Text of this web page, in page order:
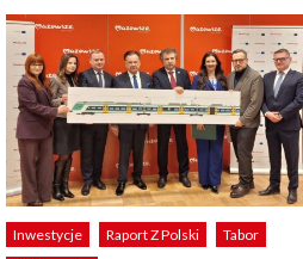
Inwestycje Raport Z Polski
Tabor